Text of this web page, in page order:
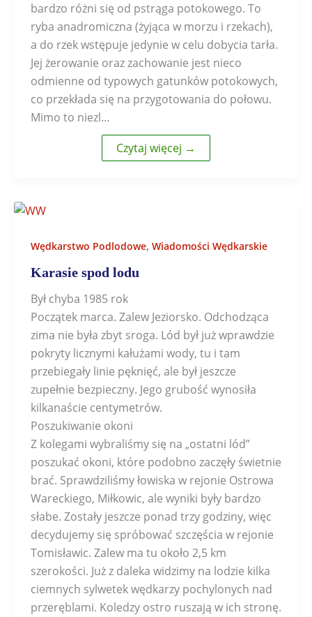
bardzo różni się od pstrąga potokowego. To
ryba anadromiczna (żyjąca w morzu i rzekach),
a do rzek wstępuje jedynie w celu dobycia tarła.
Jej żerowanie oraz zachowanie jest nieco
odmienne od typowych gatunków potokowych,
co przekłada się na przygotowania do połowu.
Mimo to niezl…
Czytaj więcej →
Wędkarstwo Podlodowe, Wiadomości Wędkarskie
Karasie spod lodu
Był chyba 1985 rok
Początek marca. Zalew Jeziorsko. Odchodząca
zima nie była zbyt sroga. Lód był już wprawdzie
pokryty licznymi kałużami wody, tu i tam
przebiegały linie pęknięć, ale był jeszcze
zupełnie bezpieczny. Jego grubość wynosiła
kilkanaście centymetrów.
Poszukiwanie okoni
Z kolegami wybraliśmy się na „ostatni lód”
poszukać okoni, które podobno zaczęły świetnie
brać. Sprawdziliśmy łowiska w rejonie Ostrowa
Wareckiego, Miłkowic, ale wyniki były bardzo
słabe. Zostały jeszcze ponad trzy godziny, więc
decydujemy się spróbować szczęścia w rejonie
Tomisławic. Zalew ma tu około 2,5 km
szerokości. Już z daleka widzimy na lodzie kilka
ciemnych sylwetek wędkarzy pochylonych nad
przeręblami. Koledzy ostro ruszają w ich stronę.